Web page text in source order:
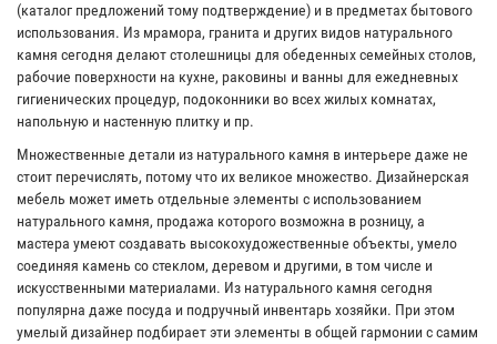
(каталог предложений тому подтверждение) и в предметах бытового
использования. Из мрамора, гранита и других видов натурального
камня сегодня делают столешницы для обеденных семейных столов,
рабочие поверхности на кухне, раковины и ванны для ежедневных
гигиенических процедур, подоконники во всех жилых комнатах,
напольную и настенную плитку и пр.
Множественные детали из натурального камня в интерьере даже не
стоит перечислять, потому что их великое множество. Дизайнерская
мебель может иметь отдельные элементы с использованием
натурального камня, продажа которого возможна в розницу, а
мастера умеют создавать высокохудожественные объекты, умело
соединяя камень со стеклом, деревом и другими, в том числе и
искусственными материалами. Из натурального камня сегодня
популярна даже посуда и подручный инвентарь хозяйки. При этом
умелый дизайнер подбирает эти элементы в общей гармонии с самим